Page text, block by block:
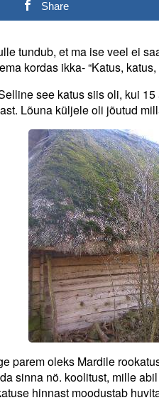
Share
tundub, et ma ise veel ei
kordas ikka- “Katus, katus,
see katus siis oli, kui
Lõuna küljele oli jõutud
parem oleks Mardile
sinna nö. koolitust, mille
hinnast moodustab